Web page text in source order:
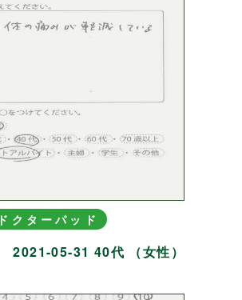
ドクターパッド
2021-05-31 40代 （女性）